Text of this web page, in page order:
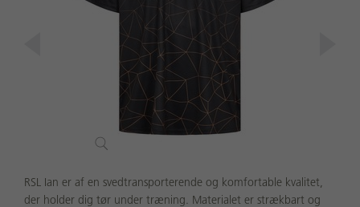
RSL Ian er af en svedtransporterende og komfortable kvalitet,
der holder dig tør under træning. Materialet er strækbart og